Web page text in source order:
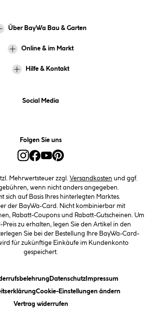
Über BayWa Bau & Garten
Online & im Markt
Hilfe & Kontakt
Social Media
Folgen Sie uns
Mehrwertsteuer zzgl. Versandkosten und ggf.
wenn nicht anders angegeben.
sich auf Basis Ihres hinterlegten Marktes.
der BayWa-Card. Nicht kombinierbar mit
Rabatt-Coupons und Rabatt-Gutscheinen. Um
zu erhalten, legen Sie den Artikel in den
Sie bei der Bestellung Ihre BayWa-Card-
für zukünftige Einkäufe im Kundenkonto
gespeichert.
(öffnet ein Dialogfeld)
Datenschutz(öffnet ein Dialogfeld)
Impressum
(öffnet ein Dialogfeld)
Cookie-Einstellungen ändern(öffnet
Vertrag widerrufen